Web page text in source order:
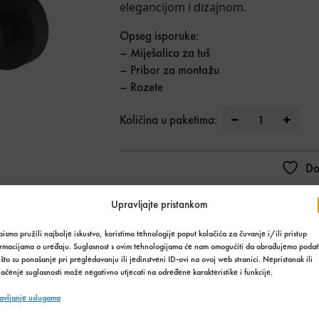
Upravljajte pristankom
pružili najbolje iskustvo, koristimo tehnologije poput kolačića za čuvanje i/ili pristup
o uređaju. Suglasnost s ovim tehnologijama će nam omogućiti da obrađujemo
su ponašanje pri pregledavanju ili jedinstveni ID-ovi na ovoj web stranici. Nepristanak ili
suglasnosti može negativno utjecati na određene karakteristike i funkcije.
uslugama
elegancijom i dizajnom.
Opseg isporuke:
– Miješalica za tuš
– Pribor za montažu
– Rozete
Količina u paketima: Invena Neri
Stanje:Na zalihi
SKU:1685
Kategorija: Kupaonski asortiman,Slavine